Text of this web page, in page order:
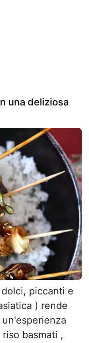
una deliziosa
piccanti e
) rende
basmati ,